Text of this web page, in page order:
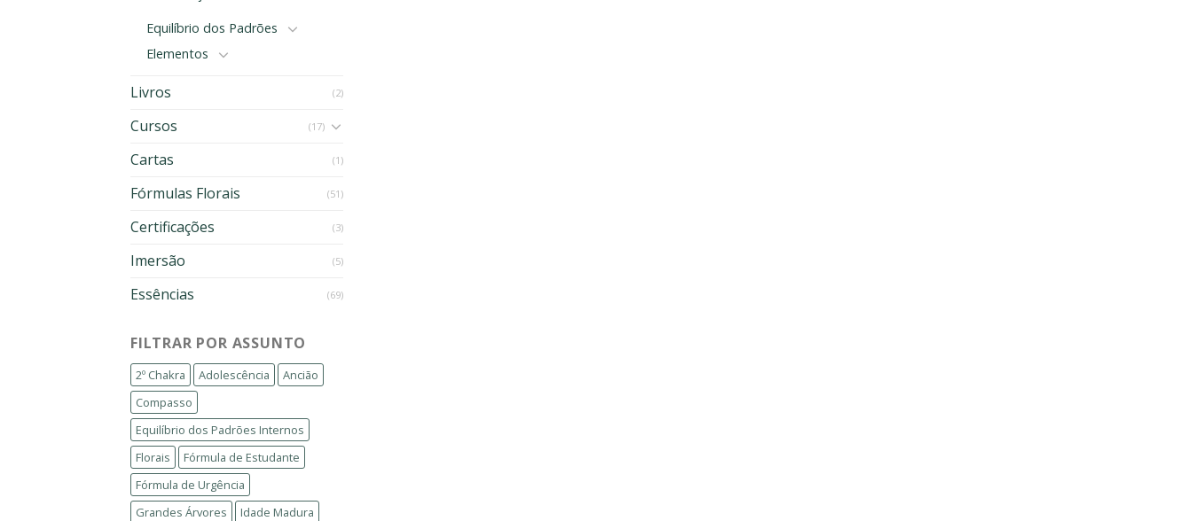
Equilíbrio dos Padrões
Elementos
Livros (2)
Cursos (17)
Cartas (1)
Fórmulas Florais (51)
Certificações (3)
Imersão (5)
Essências (69)
FILTRAR POR ASSUNTO
2º Chakra Adolescência Ancião
Compasso
Equilíbrio dos Padrões Internos
Florais
Fórmula de Estudante
Fórmula de Urgência
Grandes Árvores Idade Madura